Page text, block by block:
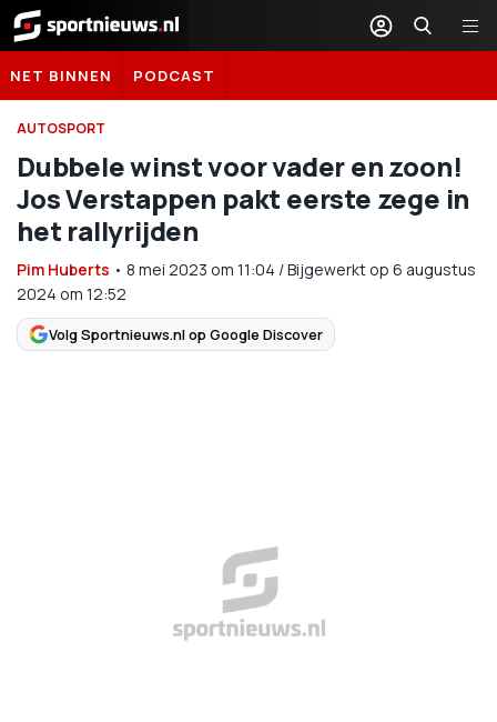
Sportnieuws.nl
NET BINNEN PODCAST
AUTOSPORT
Dubbele winst voor vader en zoon!
Jos Verstappen pakt eerste zege in
het rallyrijden
Pim Huberts • 8 mei 2023 om 11:04 /Bijgewerkt op 6 augustus
2024 om 12:52
Volg Sportnieuws.nl op Google Discover